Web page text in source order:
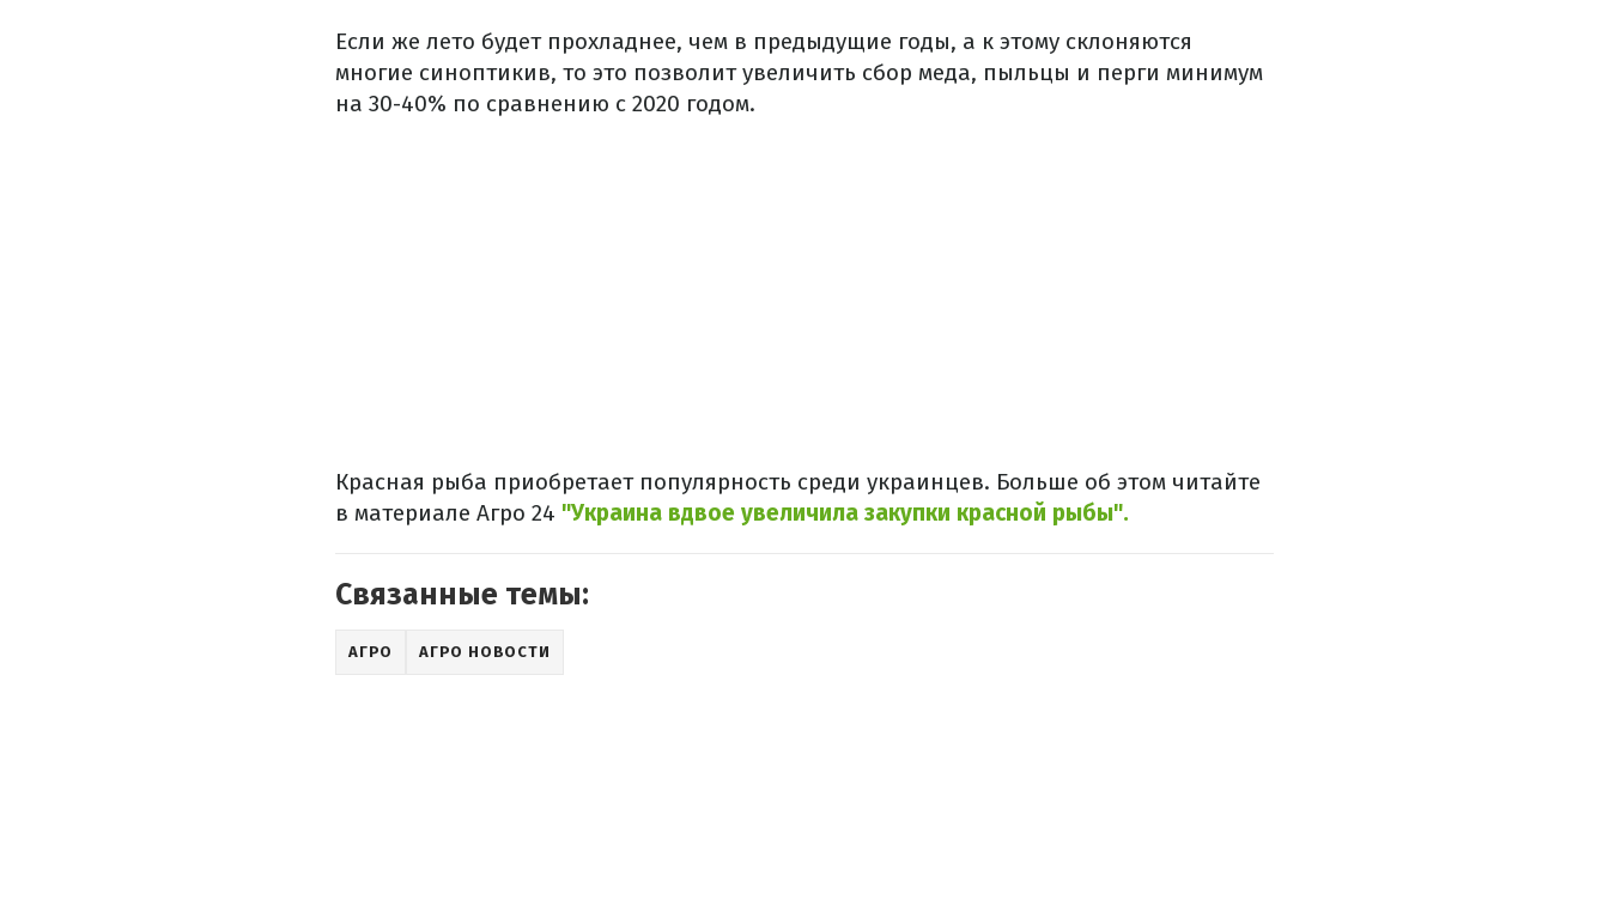
Если же лето будет прохладнее, чем в предыдущие годы, а к этому склоняются
многие синоптикив, то это позволит увеличить сбор меда, пыльцы и перги минимум
на 30-40% по сравнению с 2020 годом.
Красная рыба приобретает популярность среди украинцев. Больше об этом читайте
в материале Агро 24 "Украина вдвое увеличила закупки красной рыбы".
Связанные темы:
АГРО АГРО НОВОСТИ